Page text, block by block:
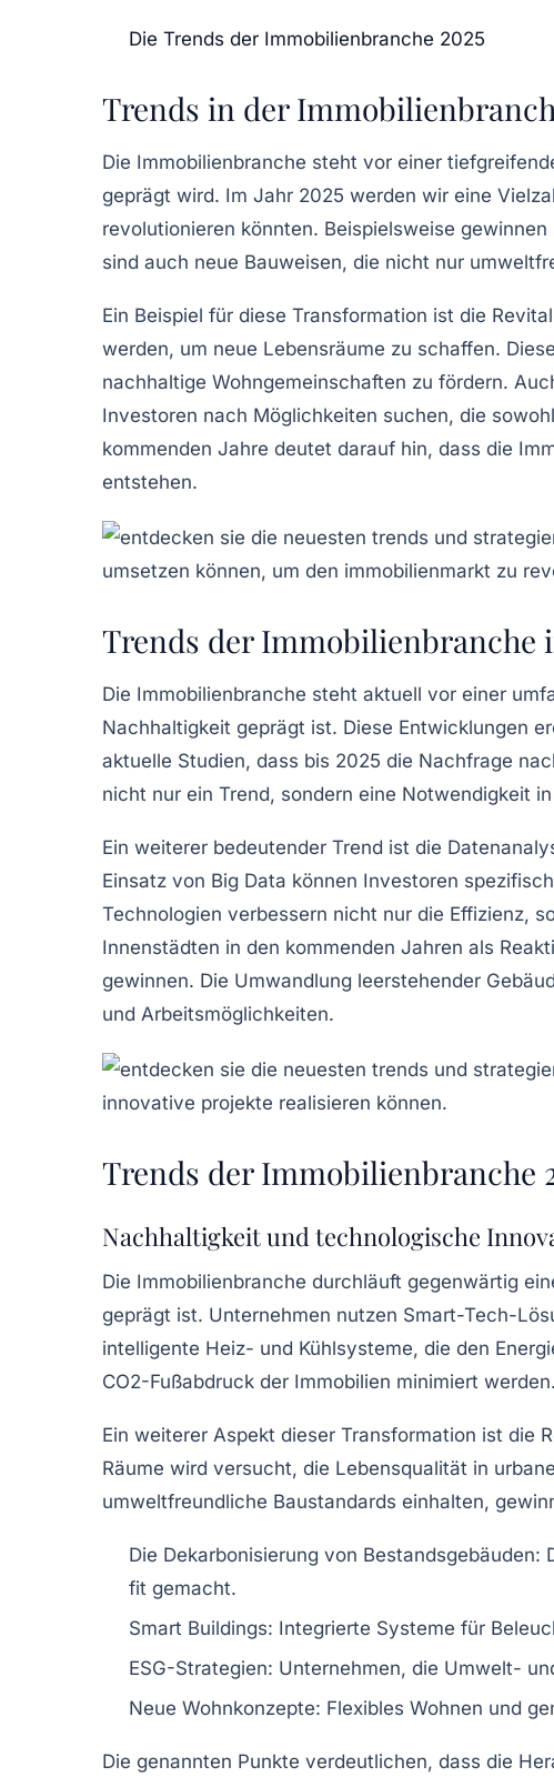
Die Trends der Immobilienbranche 2025
Trends in der
Die Immobilienbranche steht vor einer
geprägt wird. Im Jahr 2025 werden wir eine
revolutionieren könnten. Beispielsweise gewinnen
sind auch neue Bauweisen, die nicht nur
Ein Beispiel für diese Transformation ist die
werden, um neue Lebensräume zu schaffen.
nachhaltige Wohngemeinschaften zu fördern.
Investoren nach Möglichkeiten suchen, die
kommenden Jahre deutet darauf hin, dass die
entstehen.
Trends der Immobilienbranche
Die Immobilienbranche steht aktuell vor einer
Nachhaltigkeit geprägt ist. Diese Entwicklungen
aktuelle Studien, dass bis 2025 die Nachfrage
nicht nur ein Trend, sondern eine Notwendigkeit
Ein weiterer bedeutender Trend ist die
Einsatz von Big Data können Investoren
Technologien verbessern nicht nur die Effizienz,
Innenstädten in den kommenden Jahren als
gewinnen. Die Umwandlung leerstehender
und Arbeitsmöglichkeiten.
Trends der Immobilienbranche
Nachhaltigkeit und technologische
Die Immobilienbranche durchläuft gegenwärtig
geprägt ist. Unternehmen nutzen Smart-Tech-
intelligente Heiz- und Kühlsysteme, die den
CO2-Fußabdruck der Immobilien minimiert werden.
Ein weiterer Aspekt dieser Transformation ist die
Räume wird versucht, die Lebensqualität in
umweltfreundliche Baustandards einhalten,
Die Dekarbonisierung von Bestandsgebäuden:
fit gemacht.
Smart Buildings: Integrierte Systeme für
ESG-Strategien: Unternehmen, die Umwelt-
Neue Wohnkonzepte: Flexibles Wohnen und
Die genannten Punkte verdeutlichen, dass die